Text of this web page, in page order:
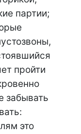
партии;
пройти
забывать
это